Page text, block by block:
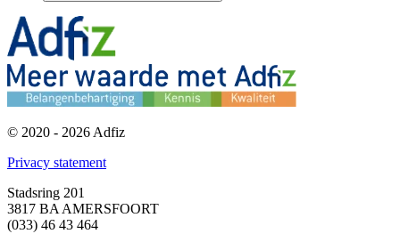
© 2020 - 2026 Adfiz
Privacy statement
Stadsring 201
3817 BA AMERSFOORT
(033) 46 43 464